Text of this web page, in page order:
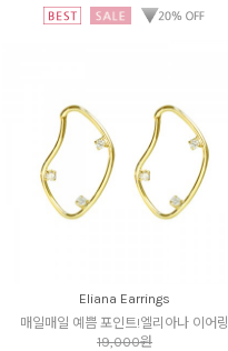
Eliana Earrings
매일매일 예쁨 포인트!엘리아나 이어링
19,000원